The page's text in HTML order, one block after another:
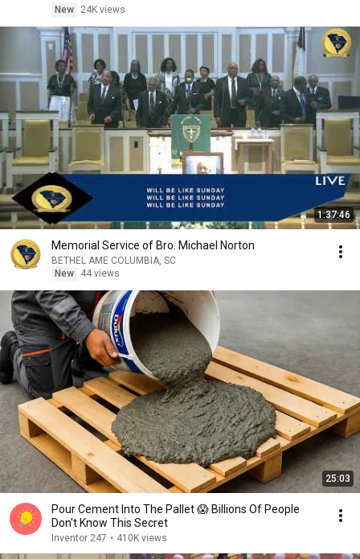
New
24K views
1:37:46
Memorial Service of Bro. Michael Norton
BETHEL AME COLUMBIA, SC
New
44 views
25:03
Pour Cement Into The Pallet 😱 Billions Of People
Don't Know This Secret
Inventor 247 • 410K views